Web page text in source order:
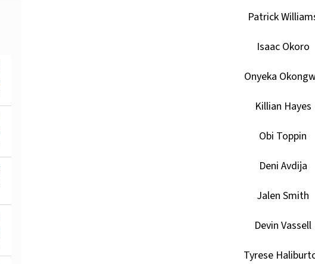
Patrick
Isaac Okoro
Onyeka
Killian Hayes
Obi Toppin
Deni Avdija
Jalen Smith
Devin Vassell
Tyrese